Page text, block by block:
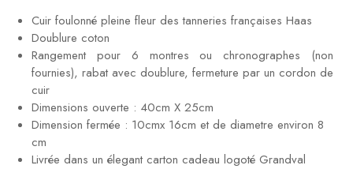
Cuir foulonné pleine fleur des tanneries françaises Haas
Doublure coton
Rangement pour 6 montres ou chronographes (non
fournies), rabat avec doublure, fermeture par un cordon de
cuir
Dimensions ouverte : 40cm X 25cm
Dimension fermée : 10cmx 16cm et de diametre environ 8
cm
Livrée dans un élegant carton cadeau logoté Grandval